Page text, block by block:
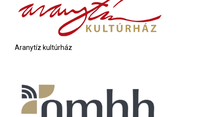
Aranytíz kultúrház